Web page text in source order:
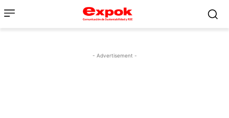
- Advertisement -